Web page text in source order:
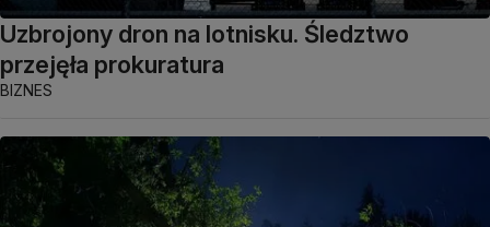
Uzbrojony dron na lotnisku. Śledztwo
przejęła prokuratura
BIZNES